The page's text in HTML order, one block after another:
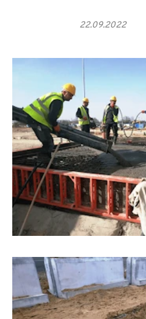
22.09.2022